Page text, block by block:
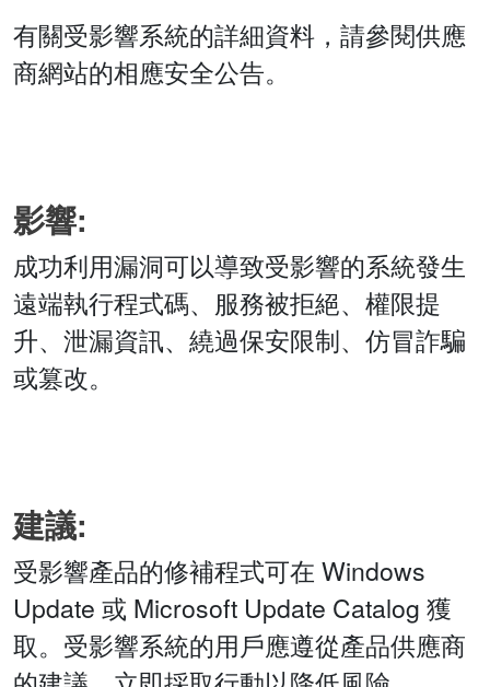
有關受影響系統的詳細資料，請參閱供應
商網站的相應安全公告。
影響:
成功利用漏洞可以導致受影響的系統發生
遠端執行程式碼、服務被拒絕、權限提
升、泄漏資訊、繞過保安限制、仿冒詐騙
或篡改。
建議:
受影響產品的修補程式可在 Windows
Update 或 Microsoft Update Catalog 獲
取。受影響系統的用戶應遵從產品供應商